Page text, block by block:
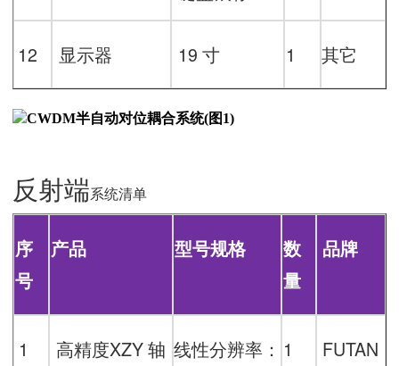
12 显示器 19 寸 1 其它
反射端系统清单
序
号
产品 型号规格
数
量
品牌
1 高精度XZY轴 线性分辨率： 1
FUTAN